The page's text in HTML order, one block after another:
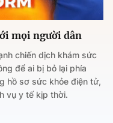
mọi người dân
chiến dịch khám sức
để ai bị bỏ lại phía
hồ sơ sức khỏe điện tử,
vụ y tế kịp thời.